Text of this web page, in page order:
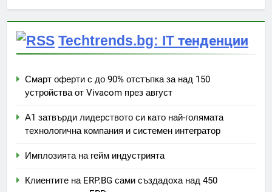
Techtrends.bg: IT тенденции
Смарт оферти с до 90% отстъпка за над 150
устройства от Vivacom през август
А1 затвърди лидерството си като най-голямата
технологична компания и системен интегратор
Имплозията на гейм индустрията
Клиентите на ERP.BG сами създадоха над 450